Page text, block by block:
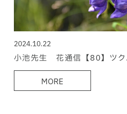
2024.10.22
小池先生 花通信【80】ツク
MORE